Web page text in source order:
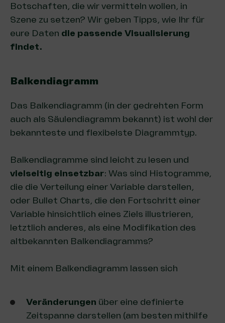
Botschaften, die wir vermitteln wollen, in
Szene zu setzen? Wir geben Tipps, wie Ihr für
eure Daten die passende Visualisierung
findet.
Balkendiagramm
Das Balkendiagramm (in der gedrehten Form
auch als Säulendiagramm bekannt) ist wohl der
bekannteste und flexibelste Diagrammtyp.
Balkendiagramme sind leicht zu lesen und
vielseitig einsetzbar: Was sind Histogramme,
die die Verteilung einer Variable darstellen,
oder Bullet Charts, die den Fortschritt einer
Variable hinsichtlich eines Ziels illustrieren,
letztlich anderes, als eine Modifikation des
altbekannten Balkendiagramms?
Mit einem Balkendiagramm lassen sich
Veränderungen über eine definierte
Zeitspanne darstellen (am besten mithilfe